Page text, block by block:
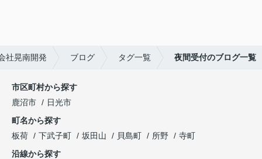
社晃南開発 ブログ タグ一覧 夜間受付のブログ一覧
市区町村から探す
鹿沼市
日光市
町名から探す
板荷
下武子町 坂田山 貝島町 所野
寺町
沿線から探す